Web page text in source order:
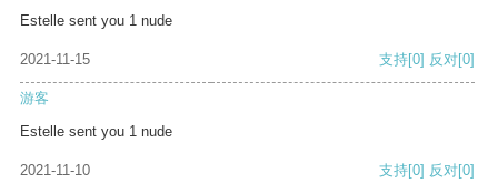
Estelle sent you 1 nude
2021-11-15 支持[0] 反对[0]
游客
Estelle sent you 1 nude
2021-11-10 支持[0] 反对[0]